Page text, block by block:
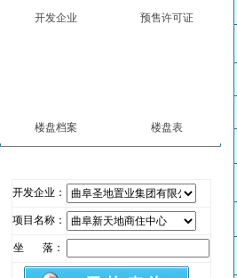
开发企业 预售许可证
楼盘档案 楼盘表
开发企业：
项目名称：
坐 落：